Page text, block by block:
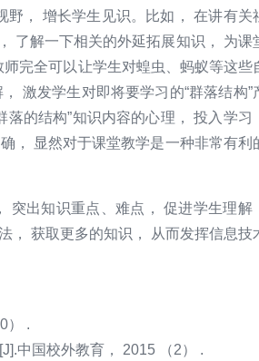
野， 增长学生见识。比如， 在讲有关
了解一下相关的外延拓展知识， 为课
完全可以让学生对蝗虫、蚂蚁等这些
激发学生对即将要学习的“群落结构”
的结构”知识内容的心理， 投入学习
， 显然对于课堂教学是一种非常有利
出知识重点、难点， 促进学生理解
， 获取更多的知识， 从而发挥信息技
） .
中国校外教育， 2015 （2） .